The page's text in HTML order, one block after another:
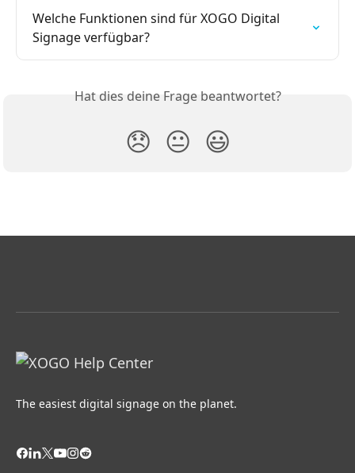
Welche Funktionen sind für XOGO Digital
Signage verfügbar?
Hat dies deine Frage beantwortet?
😞 😐 😃
The easiest digital signage on the planet.